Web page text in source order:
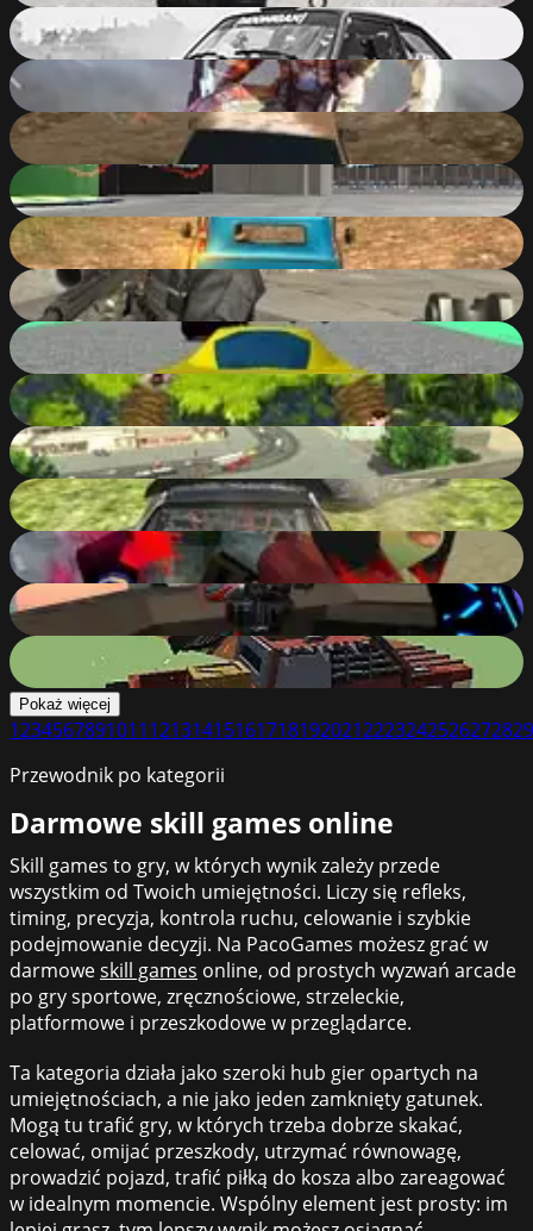
Xtreme Drift 2 Online
90%
Super Crime Steel War Hero Iron Flying Mech Robot
90
Russian Car Driver HD
90
Evo-F3
90%
Russian Car Driver ZIL 130
90%
Masked Forces Unlimited
90 %
Stunt Simulator
90%
My Kingdom for the Princess
90%
Burnin' Rubber Cartapult
90%
Derby Crash 3
90%
Xtreme Paintball Wars
90
SpaceGuard.io
90
Pixel Car Crash Demolition
90
Pokaż więcej
1234567891011121314151617181920212223242526272829
Przewodnik po kategorii
Darmowe skill games online
Skill games to gry, w których wynik zależy przede
wszystkim od Twoich umiejętności. Liczy się refleks,
timing, precyzja, kontrola ruchu, celowanie i szybkie
podejmowanie decyzji. Na PacoGames możesz grać w
darmoweskill games online, od prostych wyzwań arcade
po gry sportowe, zręcznościowe, strzeleckie,
platformowe i przeszkodowe w przeglądarce.
Ta kategoria działa jako szeroki hub gier opartych na
umiejętnościach, a nie jako jeden zamknięty gatunek.
Mogą tu trafić gry, w których trzeba dobrze skakać,
celować, omijać przeszkody, utrzymać równowagę,
prowadzić pojazd, trafić piłką do kosza albo zareagować
w idealnym momencie. Wspólny element jest prosty: im